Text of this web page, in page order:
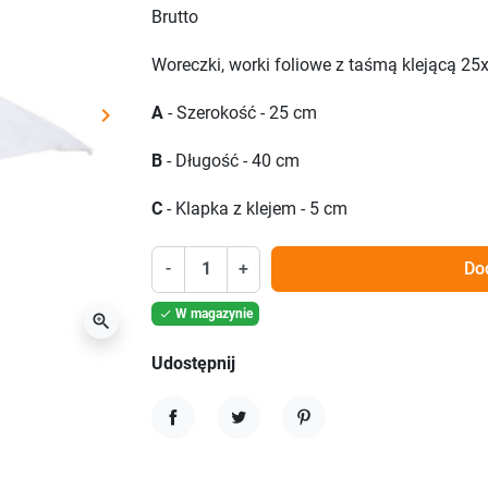
Następny
keyboard_arrow_right
zoom_in
Brutto
Woreczki, worki foliowe z taśmą klejącą
A - Szerokość - 25 cm
B - Długość - 40 cm
C - Klapka z klejem - 5 cm
- +
 W magazynie
Udostępnij